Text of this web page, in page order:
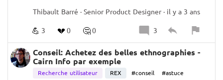
0167530/sort=-created&perpage=30&page=0
C’est là où on se rend compte que le sien est
un peu dépassé. :)
Thibault Barré · Senior Product Designer · il y a 3 ans
💪 3 💔 0 🤔0 3
Conseil: Achetez des belles ethnographies -
Cairn Info par exemple
Recherche utilisateur REX #conseil
#astuce